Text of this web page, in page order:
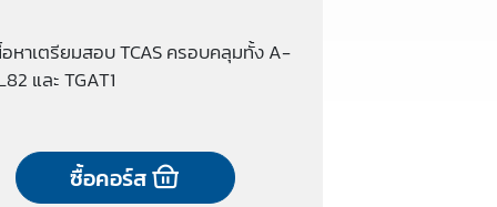
หาเตรียมสอบ TCAS ครอบคลุมทั้ง A-
และ TGAT1
ซื้อคอร์ส